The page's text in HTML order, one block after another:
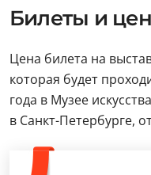
Билеты и
Цена билета на
которая будет
года в Музее
в Санкт-Петербурге,